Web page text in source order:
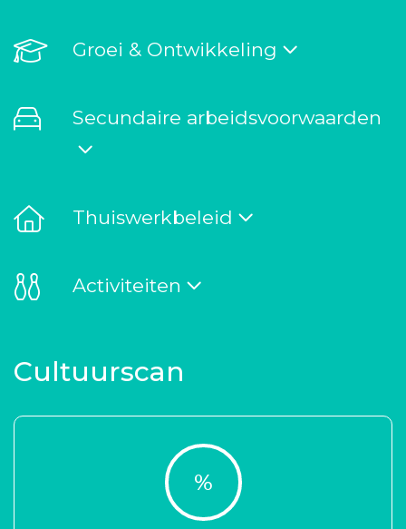
Groei & Ontwikkeling
Secundaire arbeidsvoorwaarden
Thuiswerkbeleid
Activiteiten
Cultuurscan
%